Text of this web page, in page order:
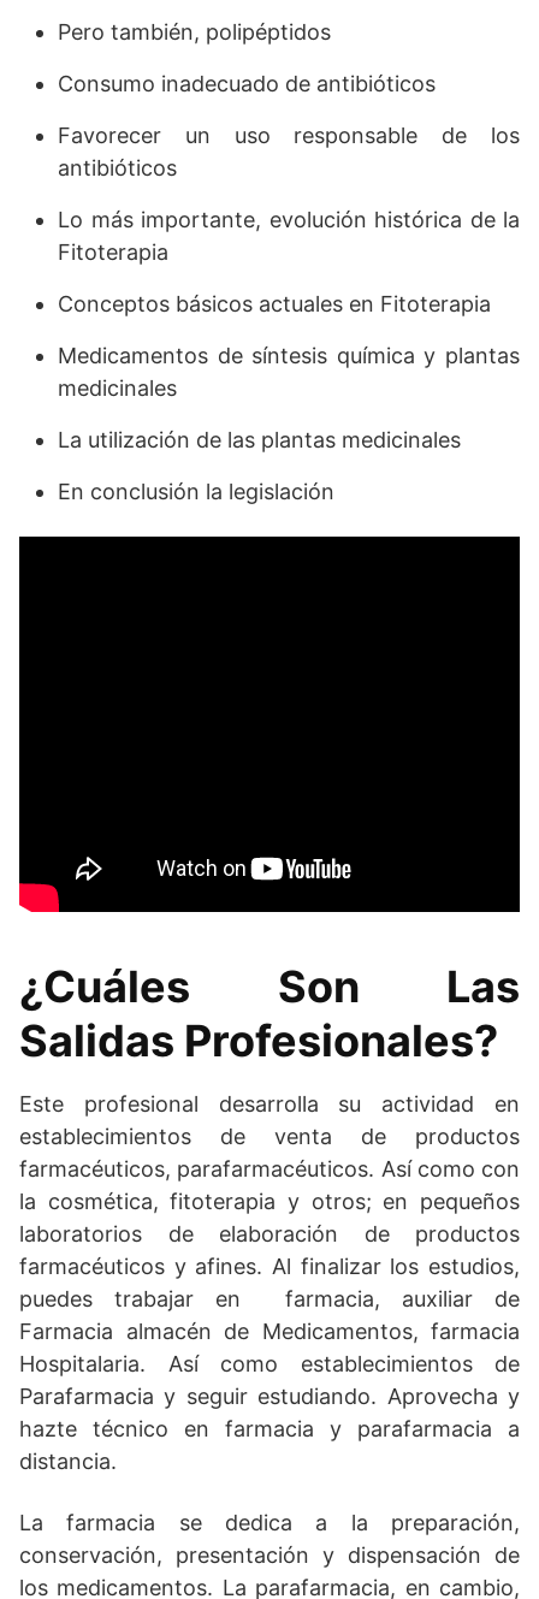
Pero también, polipéptidos
Consumo inadecuado de antibióticos
Favorecer un uso responsable de los
antibióticos
Lo más importante, evolución histórica de la
Fitoterapia
Conceptos básicos actuales en Fitoterapia
Medicamentos de síntesis química y plantas
medicinales
La utilización de las plantas medicinales
En conclusión la legislación
¿Cuáles Son Las
Salidas Profesionales?
Este profesional desarrolla su actividad en
establecimientos de venta de productos
farmacéuticos, parafarmacéuticos. Así como con
la cosmética, fitoterapia y otros; en pequeños
laboratorios de elaboración de productos
farmacéuticos y afines. Al finalizar los estudios,
puedes trabajar en farmacia, auxiliar de
Farmacia almacén de Medicamentos, farmacia
Hospitalaria. Así como establecimientos de
Parafarmacia y seguir estudiando. Aprovecha y
hazte técnico en farmacia y parafarmacia a
distancia.
La farmacia se dedica a la preparación,
conservación, presentación y dispensación de
los medicamentos. La parafarmacia, en cambio,